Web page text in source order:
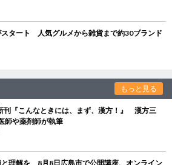
タート 人気グルメから雑貨まで約30ブランド
もっと見る
刊『こんなときには、まず、漢方！』 漢方三
師や薬剤師が執筆
理解を 8月8日広島市で公開講座、オンライン